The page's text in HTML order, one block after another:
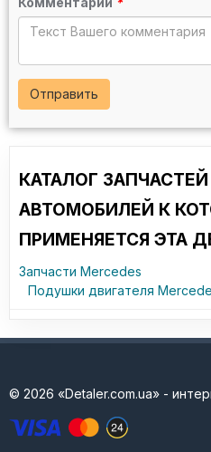
Отправить
КАТАЛОГ
АВТОМОБИЛЕЙ К
ПРИМЕНЯЕТСЯ ЭТА
Запчасти Mercedes
Подушки двигателя
© 2026 «Detaler.com.ua» -